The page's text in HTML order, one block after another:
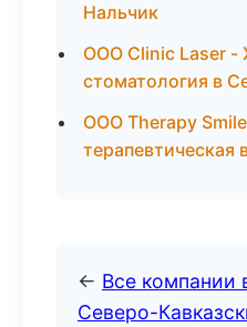
Нальчик
ООО Clinic Laser -
стоматология в
ООО Therapy
терапевтическая
← Все компании
Северо-